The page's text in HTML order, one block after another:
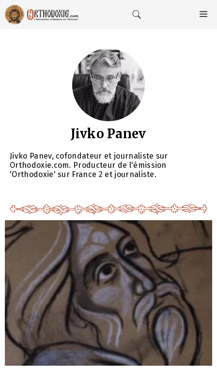
Aller
au
contenu
Jivko Panev
Jivko Panev, cofondateur et journaliste sur
Orthodoxie.com. Producteur de l'émission
'Orthodoxie' sur France 2 et journaliste.